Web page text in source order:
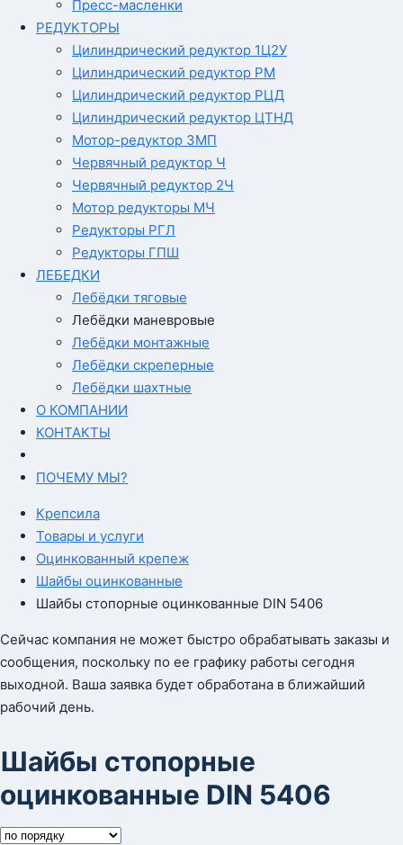
Пресс-масленки
РЕДУКТОРЫ
Цилиндрический редуктор 1Ц2У
Цилиндрический редуктор РМ
Цилиндрический редуктор РЦД
Цилиндрический редуктор ЦТНД
Мотор-редуктор 3МП
Червячный редуктор Ч
Червячный редуктор 2Ч
Мотор редукторы МЧ
Редукторы РГЛ
Редукторы ГПШ
ЛЕБЕДКИ
Лебёдки тяговые
Лебёдки маневровые
Лебёдки монтажные
Лебёдки скреперные
Лебёдки шахтные
О КОМПАНИИ
КОНТАКТЫ
ПОЧЕМУ МЫ?
Крепсила
Товары и услуги
Оцинкованный крепеж
Шайбы оцинкованные
Шайбы стопорные оцинкованные DIN 5406
Сейчас компания не может быстро обрабатывать заказы и
сообщения, поскольку по ее графику работы сегодня
выходной. Ваша заявка будет обработана в ближайший
рабочий день.
Шайбы стопорные
оцинкованные DIN 5406